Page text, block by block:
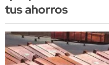
tus ahorros